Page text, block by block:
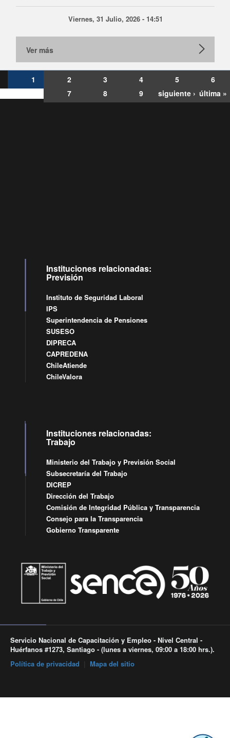
Viernes, 31 Julio, 2026 - 14:51
Ver más
1 2 3 4 5
6
7
8 9 siguiente › última »
Instituciones relacionadas:
Previsión
Instituto de Seguridad Laboral
IPS
Superintendencia de Pensiones
SUSESO
DIPRECA
CAPREDENA
ChileAtiende
ChileValora
Instituciones relacionadas:
Trabajo
Ministerio del Trabajo y Previsión Social
Subsecretaría del Trabajo
DICREP
Dirección del Trabajo
Comisión de Integridad Pública y Transparencia
Consejo para la Transparencia
Gobierno Transparente
Servicio Nacional de Capacitación y Empleo - Nivel Central -
Huérfanos #1273, Santiago - (lunes a viernes, 09:00 a 18:00 hrs.).
Política de privacidad
Mapa del sitio